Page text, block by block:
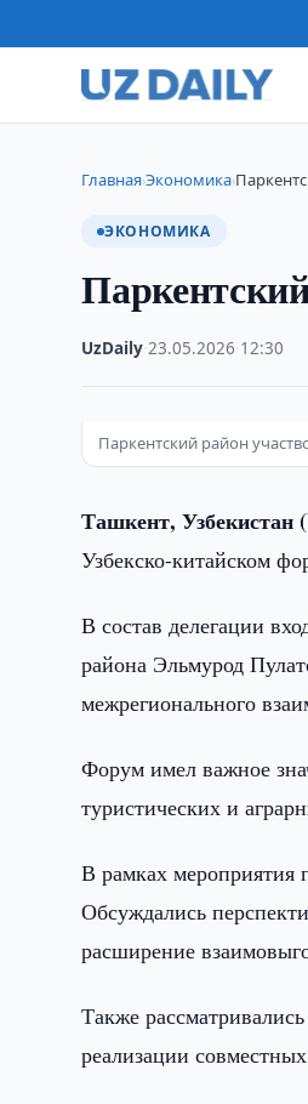
Главная›Экономика›
ЭКОНОМИКА
UzDaily ·23.05.2026 12:30
Паркентский район
Ташкент,
Узбекско-китайском
В состав делегации
района Эльмурод
межрегионального
Форум имел важное
туристических и
В рамках мероприятия
Обсуждались
расширение
Также
реализации